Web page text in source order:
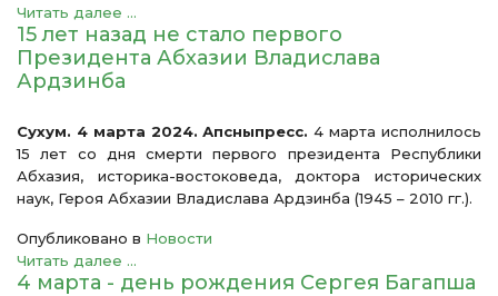
Читать далее ...
15 лет назад не стало первого
Президента Абхазии Владислава
Ардзинба
Сухум. 4 марта 2024. Апсныпресс. 4 марта исполнилось
15 лет со дня смерти первого президента Республики
Абхазия, историка-востоковеда, доктора исторических
наук, Героя Абхазии Владислава Ардзинба (1945 – 2010 гг.).
Опубликовано в Новости
Читать далее ...
4 марта - день рождения Сергея Багапша